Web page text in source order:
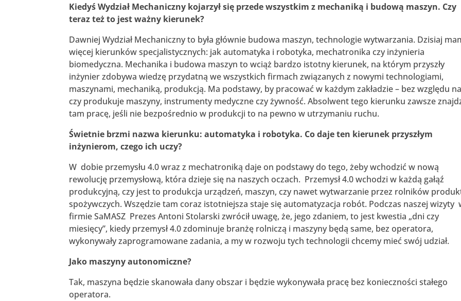
Kiedyś Wydział Mechaniczny kojarzył się przede wszystkim z mechaniką i budową maszyn. Czy
teraz też to jest ważny kierunek?
Dawniej Wydział Mechaniczny to była głównie budowa maszyn, technologie wytwarzania. Dzisiaj
więcej kierunków specjalistycznych: jak automatyka i robotyka, mechatronika czy inżynieria
biomedyczna. Mechanika i budowa maszyn to wciąż bardzo istotny kierunek, na którym przyszły
inżynier zdobywa wiedzę przydatną we wszystkich firmach związanych z nowymi technologiami,
maszynami, mechaniką, produkcją. Ma podstawy, by pracować w każdym zakładzie – bez względu
czy produkuje maszyny, instrumenty medyczne czy żywność. Absolwent tego kierunku zawsze
tam pracę, jeśli nie bezpośrednio w produkcji to na pewno w utrzymaniu ruchu.
Świetnie brzmi nazwa kierunku: automatyka i robotyka. Co daje ten kierunek przyszłym
inżynierom, czego ich uczy?
W dobie przemysłu 4.0 wraz z mechatroniką daje on podstawy do tego, żeby wchodzić w nową
rewolucję przemysłową, która dzieje się na naszych oczach. Przemysł 4.0 wchodzi w każdą gałąź
produkcyjną, czy jest to produkcja urządzeń, maszyn, czy nawet wytwarzanie przez rolników
spożywczych. Wszędzie tam coraz istotniejsza staje się automatyzacja robót. Podczas naszej wizyty
firmie SaMASZ Prezes Antoni Stolarski zwrócił uwagę, że, jego zdaniem, to jest kwestia „dni czy
miesięcy”, kiedy przemysł 4.0 zdominuje branżę rolniczą i maszyny będą same, bez operatora,
wykonywały zaprogramowane zadania, a my w rozwoju tych technologii chcemy mieć swój udział.
Jako maszyny autonomiczne?
Tak, maszyna będzie skanowała dany obszar i będzie wykonywała pracę bez konieczności stałego
operatora.